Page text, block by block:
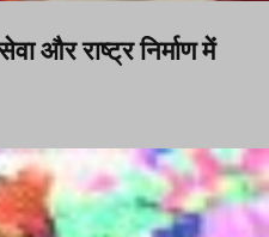
और राष्ट्र निर्माण में